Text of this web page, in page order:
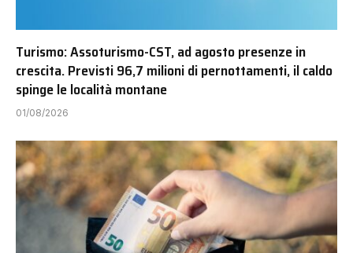
Turismo: Assoturismo-CST, ad agosto presenze in
crescita. Previsti 96,7 milioni di pernottamenti, il caldo
spinge le località montane
01/08/2026